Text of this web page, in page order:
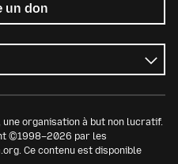
un don
, une organisation à but non lucratif.
©1998–2026 par les
Ce contenu est disponible